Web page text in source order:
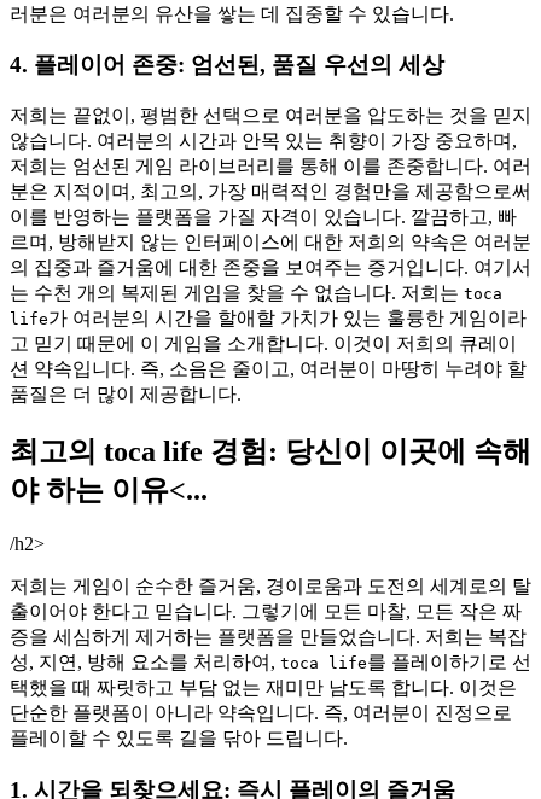
러분은 여러분의 유산을 쌓는 데 집중할 수 있습니다.
4. 플레이어 존중: 엄선된, 품질 우선의 세상
저희는 끝없이, 평범한 선택으로 여러분을 압도하는 것을 믿지
않습니다. 여러분의 시간과 안목 있는 취향이 가장 중요하며,
저희는 엄선된 게임 라이브러리를 통해 이를 존중합니다. 여러
분은 지적이며, 최고의, 가장 매력적인 경험만을 제공함으로써
이를 반영하는 플랫폼을 가질 자격이 있습니다. 깔끔하고, 빠
르며, 방해받지 않는 인터페이스에 대한 저희의 약속은 여러분
의 집중과 즐거움에 대한 존중을 보여주는 증거입니다. 여기서
는 수천 개의 복제된 게임을 찾을 수 없습니다. 저희는 toca
life가 여러분의 시간을 할애할 가치가 있는 훌륭한 게임이라
고 믿기 때문에 이 게임을 소개합니다. 이것이 저희의 큐레이
션 약속입니다. 즉, 소음은 줄이고, 여러분이 마땅히 누려야 할
품질은 더 많이 제공합니다.
최고의 toca life 경험: 당신이 이곳에 속해
야 하는 이유<...
/h2>
저희는 게임이 순수한 즐거움, 경이로움과 도전의 세계로의 탈
출이어야 한다고 믿습니다. 그렇기에 모든 마찰, 모든 작은 짜
증을 세심하게 제거하는 플랫폼을 만들었습니다. 저희는 복잡
성, 지연, 방해 요소를 처리하여, toca life를 플레이하기로 선
택했을 때 짜릿하고 부담 없는 재미만 남도록 합니다. 이것은
단순한 플랫폼이 아니라 약속입니다. 즉, 여러분이 진정으로
플레이할 수 있도록 길을 닦아 드립니다.
1. 시간을 되찾으세요: 즉시 플레이의 즐거움